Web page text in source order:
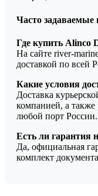
Часто задаваемые
Где купить Alinco
На сайте river-
доставкой по всей
Какие условия
Доставка
компанией, а
любой порт России.
Есть ли гарантия
Да, официальная
комплект